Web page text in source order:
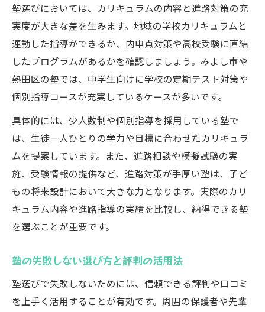
塾選びにおいては、カリキュラムの内容と進路対策の充
実度が大きな差を生みます。地域の学校カリキュラムと
連動した指導ができるか、内申点対策や高校受験に直結
したプログラムがあるかを確認しましょう。みよし市や
熱田区の塾では、中学生向けに学校の定期テスト対策や
個別指導コースが充実しているケースが多いです。
具体的には、少人数制や個別指導を採用している塾で
は、生徒一人ひとりの学力や目標に合わせたカリキュラ
ムを提案しています。また、進路相談や模擬試験の実
施、受験情報の提供など、進路対策が手厚い塾は、子ど
もの将来設計において大きな力となります。実際のカリ
キュラム内容や進路指導の実績を比較し、納得できる塾
を選ぶことが重要です。
塾の失敗しない選び方と評判の活用法
塾選びで失敗しないためには、信頼できる評判や口コミ
を上手く活用することが有効です。周囲の保護者や先輩